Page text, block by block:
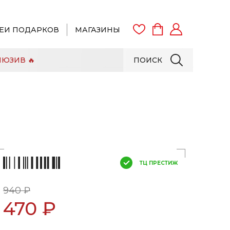
ПОДАРКОВ МАГАЗИНЫ
ПОИСК
🔥
ТЦ ПРЕСТИЖ
940 ₽
470 ₽